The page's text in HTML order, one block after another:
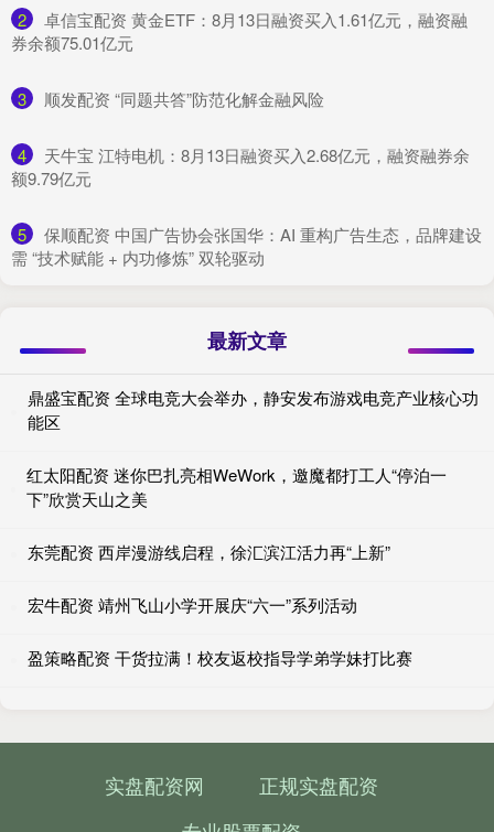
2
​卓信宝配资 黄金ETF：8月13日融资买入1.61亿元，融资融
券余额75.01亿元
3 ​顺发配资 “同题共答”防范化解金融风险
4
​天牛宝 江特电机：8月13日融资买入2.68亿元，融资融券余
额9.79亿元
5
​保顺配资 中国广告协会张国华：AI 重构广告生态，品牌建设
需 “技术赋能 + 内功修炼” 双轮驱动
最新文章
鼎盛宝配资 全球电竞大会举办，静安发布游戏电竞产业核心功
能区
红太阳配资 迷你巴扎亮相WeWork，邀魔都打工人“停泊一
下”欣赏天山之美
东莞配资 西岸漫游线启程，徐汇滨江活力再“上新”
宏牛配资 靖州飞山小学开展庆“六一”系列活动
盈策略配资 干货拉满！校友返校指导学弟学妹打比赛
实盘配资网
正规实盘配资